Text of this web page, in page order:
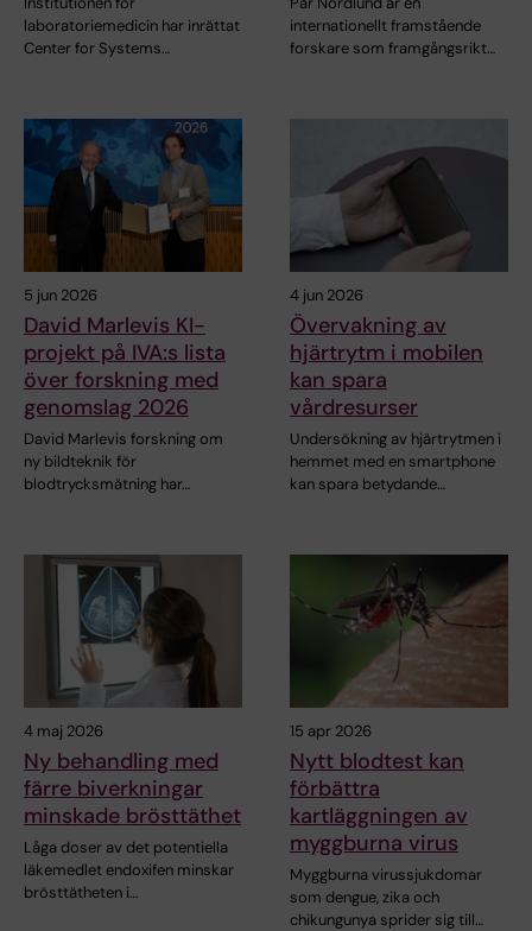
laboratoriemedicin har inrättat
Center for Systems…
internationellt framstående
forskare som framgångsrikt…
5 jun 2026
David Marlevis KI-
projekt på IVA:s lista
över forskning med
genomslag 2026
David Marlevis forskning om
ny bildteknik för
blodtrycksmätning har…
4 jun 2026
Övervakning av
hjärtrytm i mobilen
kan spara
vårdresurser
Undersökning av hjärtrytmen i
hemmet med en smartphone
kan spara betydande…
4 maj 2026
Ny behandling med
färre biverkningar
minskade brösttäthet
Låga doser av det potentiella
läkemedlet endoxifen minskar
brösttätheten i…
15 apr 2026
Nytt blodtest kan
förbättra
kartläggningen av
myggburna virus
Myggburna virussjukdomar
som dengue, zika och
chikungunya sprider sig till…